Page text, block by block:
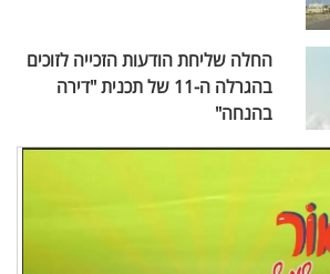
החלה שליחת הודעות הזכייה לזוכים
בהגרלה ה-11 של תכנית "דירה
בהנחה"